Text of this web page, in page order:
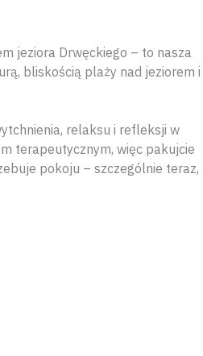
jeziora Drwęckiego – to nasza
bliskością plaży nad jeziorem i
relaksu i refleksji w
terapeutycznym, więc pakujcie
pokoju – szczególnie teraz,